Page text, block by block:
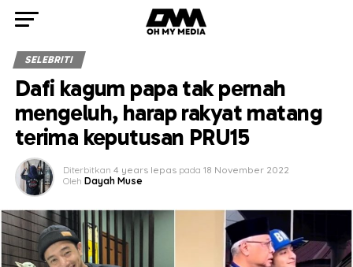
SELEBRITI
Dafi kagum papa tak pernah
mengeluh, harap rakyat matang
terima keputusan PRU15
Diterbitkan 4 years lepas pada 18 November 2022
Oleh Dayah Muse